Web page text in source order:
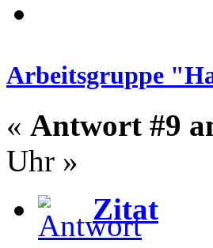
Arbeitsgruppe
« Antwort #9
Uhr »
Zitat